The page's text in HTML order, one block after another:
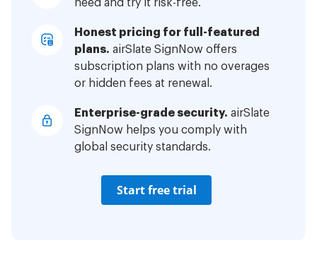
need and try it risk-free.
Honest pricing for full-featured
plans. airSlate SignNow offers
subscription plans with no overages
or hidden fees at renewal.
Enterprise-grade security. airSlate
SignNow helps you comply with
global security standards.
Start free trial